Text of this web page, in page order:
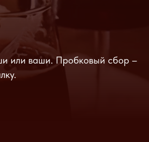
или ваши. Пробковый сбор –